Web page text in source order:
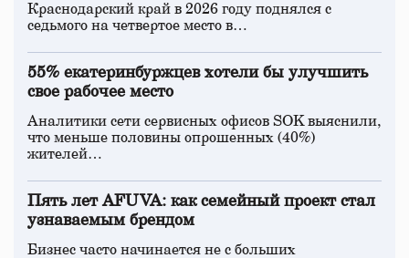
Краснодарский край в 2026 году поднялся с
седьмого на четвертое место в…
55% екатеринбуржцев хотели бы улучшить
свое рабочее место
Аналитики сети сервисных офисов SOK выяснили,
что меньше половины опрошенных (40%)
жителей…
Пять лет AFUVA: как семейный проект стал
узнаваемым брендом
Бизнес часто начинается не с больших